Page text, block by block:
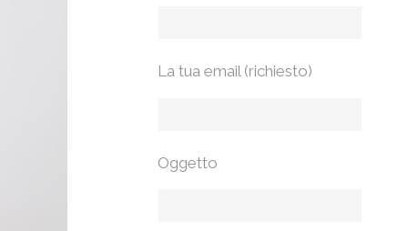
La tua email (richiesto)
Oggetto